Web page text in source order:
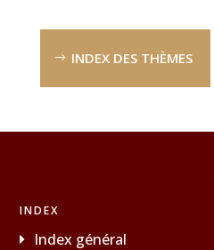
INDEX DES THÈMES
INDEX
Index général